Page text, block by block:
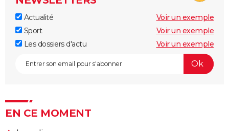
Actualité
Voir un exemple
Sport
Voir un exemple
Les dossiers d'actu
Voir un exemple
EN CE MOMENT